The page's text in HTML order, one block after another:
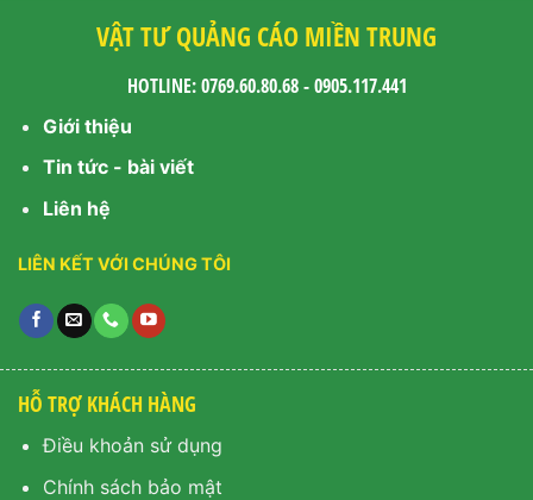
VẬT TƯ QUẢNG CÁO MIỀN TRUNG
HOTLINE: 0769.60.80.68 - 0905.117.441
Giới thiệu
Tin tức - bài viết
Liên hệ
LIÊN KẾT VỚI CHÚNG TÔI
HỖ TRỢ KHÁCH HÀNG
Điều khoản sử dụng
Chính sách bảo mật